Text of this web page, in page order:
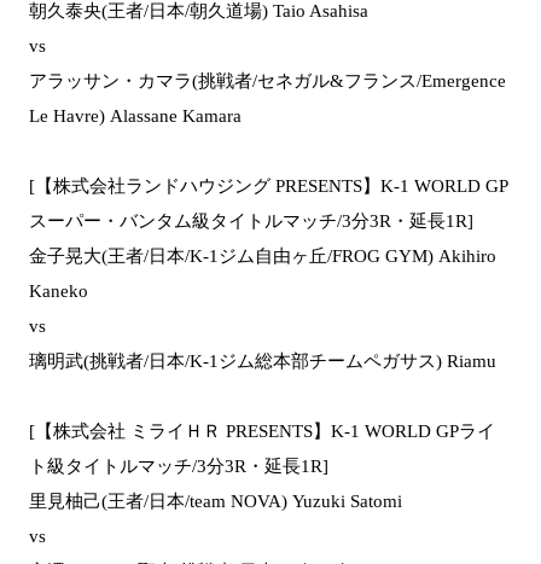
朝久泰央(王者/日本/朝久道場) Taio Asahisa
vs
アラッサン・カマラ(挑戦者/セネガル&フランス/Emergence
Le Havre) Alassane Kamara
[【株式会社ランドハウジング PRESENTS】K-1 WORLD GP
スーパー・バンタム級タイトルマッチ/3分3R・延長1R]
金子晃大(王者/日本/K-1ジム自由ヶ丘/FROG GYM) Akihiro
Kaneko
vs
璃明武(挑戦者/日本/K-1ジム総本部チームペガサス) Riamu
[【株式会社 ミライＨＲ PRESENTS】K-1 WORLD GPライ
ト級タイトルマッチ/3分3R・延長1R]
里見柚己(王者/日本/team NOVA) Yuzuki Satomi
vs